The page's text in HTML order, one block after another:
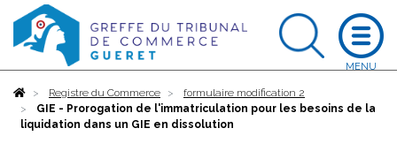
AccueilRegistre du Commerce
formulaire modification 2
GIE - Prorogation de l'immatriculation pour les besoins de la
liquidation dans un GIE en dissolution